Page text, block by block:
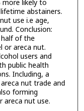
more likely to
abstainers.
use i.e age,
Conclusion:
of the
or areca nut.
users and
public health
Including, a
nut trade and
forming
nut use.